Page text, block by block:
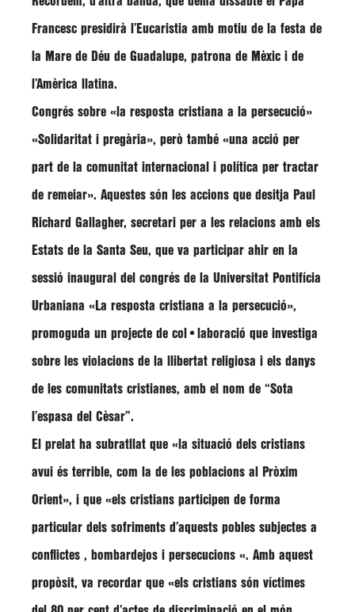
Francesc presidirà l’Eucaristia amb motiu de la festa de
la Mare de Déu de Guadalupe, patrona de Mèxic i de
l’Amèrica llatina.
Congrés sobre «la resposta cristiana a la persecució»
«Solidaritat i pregària», però també «una acció per
part de la comunitat internacional i política per tractar
de remeiar». Aquestes són les accions que desitja Paul
Richard Gallagher, secretari per a les relacions amb els
Estats de la Santa Seu, que va participar ahir en la
sessió inaugural del congrés de la Universitat Pontifícia
Urbaniana «La resposta cristiana a la persecució»,
promoguda un projecte de col•laboració que investiga
sobre les violacions de la llibertat religiosa i els danys
de les comunitats cristianes, amb el nom de “Sota
l’espasa del Cèsar”.
El prelat ha subratllat que «la situació dels cristians
avui és terrible, com la de les poblacions al Pròxim
Orient», i que «els cristians participen de forma
particular dels sofriments d’aquests pobles subjectes a
conflictes , bombardejos i persecucions «. Amb aquest
propòsit, va recordar que «els cristians són víctimes